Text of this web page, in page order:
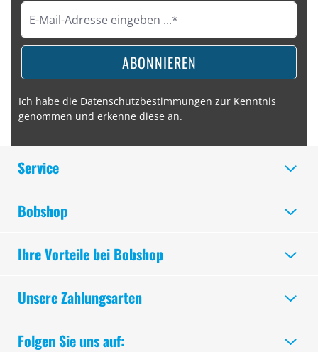
ABONNIEREN
Ich habe die Datenschutzbestimmungen zur Kenntnis
genommen und erkenne diese an.
Service
Bobshop
Ihre Vorteile bei Bobshop
Unsere Zahlungsarten
Folgen Sie uns auf: